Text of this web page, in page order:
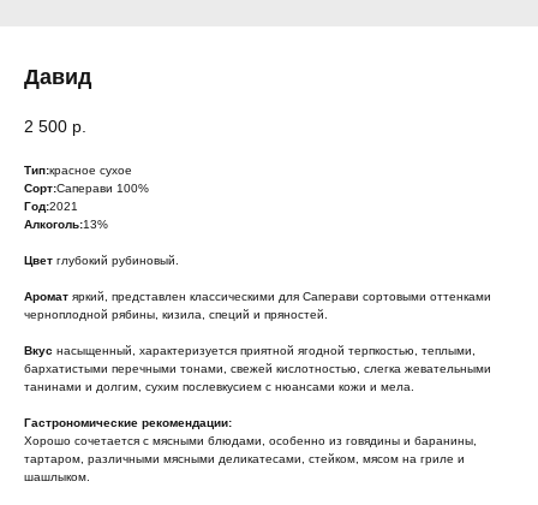
Давид
2 500 р.
Тип:красное сухое
Сорт:Саперави 100%
Год:2021
Алкоголь:13%
Цвет глубокий рубиновый.
Аромат яркий, представлен классическими для Саперави сортовыми оттенками
черноплодной рябины, кизила, специй и пряностей.
Вкус насыщенный, характеризуется приятной ягодной терпкостью, теплыми,
бархатистыми перечными тонами, свежей кислотностью, слегка жевательными
танинами и долгим, сухим послевкусием с нюансами кожи и мела.
Гастрономические рекомендации:
Хорошо сочетается с мясными блюдами, особенно из говядины и баранины,
тартаром, различными мясными деликатесами, стейком, мясом на гриле и
шашлыком.